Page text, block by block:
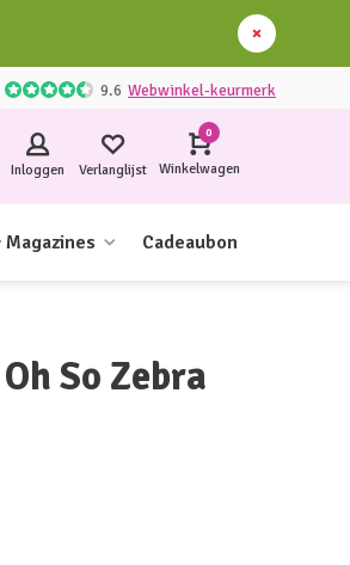
9.6 Webwinkel-keurmerk
Inloggen Verlanglijst
0
Winkelwagen
Cadeaubon
So Zebra